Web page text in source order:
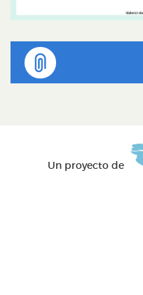
Un proyecto de